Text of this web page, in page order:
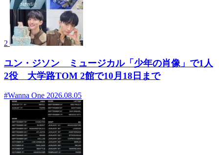
2
ユン・ジソン ミュージカル「少年の肖像」で1人
2役 大学路TOM 2館で10月18日まで
#Wanna One 2026.08.05